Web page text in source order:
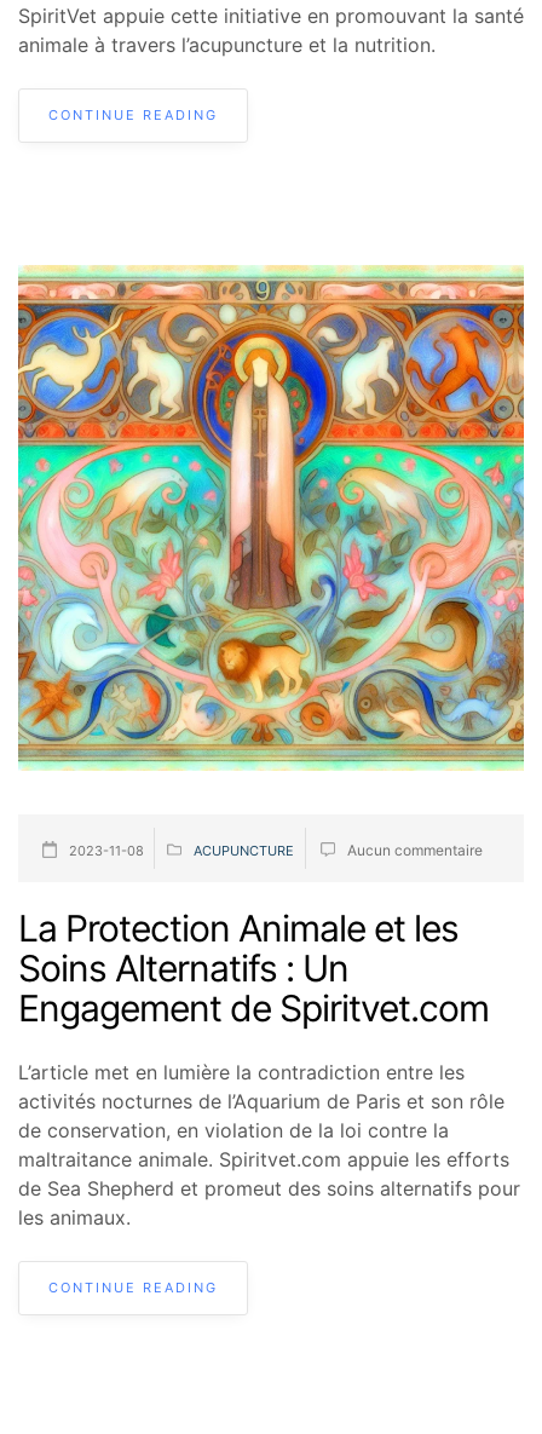
SpiritVet appuie cette initiative en promouvant la santé
animale à travers l’acupuncture et la nutrition.
CONTINUE READING
2023-11-08 ACUPUNCTURE Aucun commentaire
La Protection Animale et les
Soins Alternatifs : Un
Engagement de Spiritvet.com
L’article met en lumière la contradiction entre les
activités nocturnes de l’Aquarium de Paris et son rôle
de conservation, en violation de la loi contre la
maltraitance animale. Spiritvet.com appuie les efforts
de Sea Shepherd et promeut des soins alternatifs pour
les animaux.
CONTINUE READING